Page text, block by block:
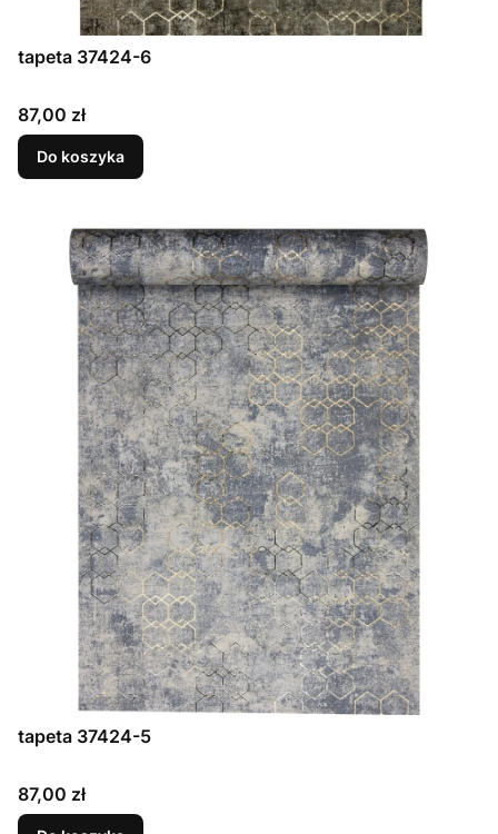
tapeta 37424-6
Cena
87,00 zł
Do koszyka
tapeta 37424-5
Cena
87,00 zł